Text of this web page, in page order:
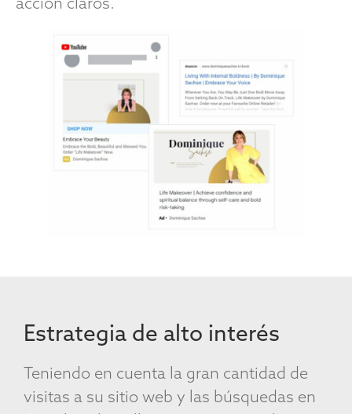
acción claros.
Estrategia de alto interés
Teniendo en cuenta la gran cantidad de
visitas a su sitio web y las búsquedas en